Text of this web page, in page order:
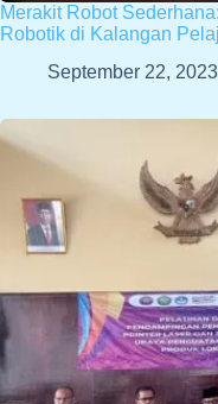
Merakit Robot
Robotik di Kalangan
September 22, 2023